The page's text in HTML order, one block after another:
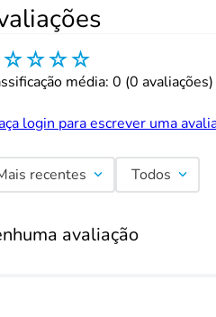
☆☆☆☆
média: 0 (0 avaliações)
login para escrever uma
recentes Todos
avaliação